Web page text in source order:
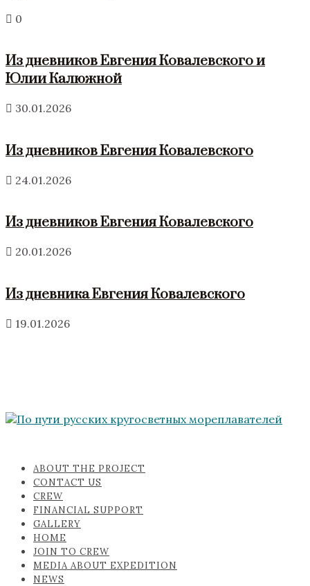
0
Из дневников Евгения Ковалевского и
Юлии Калюжной
30.01.2026
Из дневников Евгения Ковалевского
24.01.2026
Из дневников Евгения Ковалевского
20.01.2026
Из дневника Евгения Ковалевского
19.01.2026
ABOUT THE PROJECT
CONTACT US
CREW
FINANCIAL SUPPORT
GALLERY
HOME
JOIN TO CREW
MEDIA ABOUT EXPEDITION
NEWS